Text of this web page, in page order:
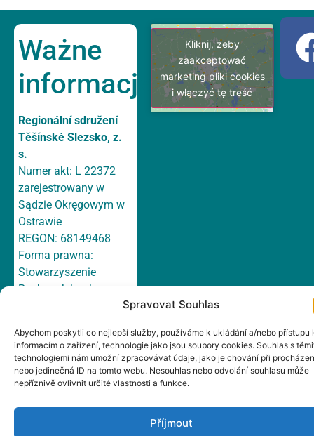
Spravovat Souhlas
Abychom poskytli co nejlepší služby, používáme k ukládání a/nebo přístupu
informacím o zařízení, technologie jako jsou soubory cookies. Souhlas s
technologiemi nám umožní zpracovávat údaje, jako je chování při
nebo jedinečná ID na tomto webu. Nesouhlas nebo odvolání souhlasu může
nepříznivě ovlivnit určité vlastnosti a funkce.
Příjmout
Ważne
informacje
Regionální sdružení
Těšínské Slezsko, z.
s.
Numer akt: L 22372
zarejestrowany w
Sądzie Okręgowym w
Ostrawie
REGON: 68149468
Forma prawna:
Stowarzyszenie
Rachunek bankowy:
E-mail:irsts@irsts.cz
Datová schránka:
cn665wp
Adres: Hlavní 147/1a,
Český Těšín, 737 01,
Kliknij, żeby
zaakceptować
marketing pliki cookies
i włączyć tę treść